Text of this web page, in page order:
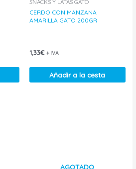
SNACKS Y LATAS GATO
CERDO CON MANZANA
AMARILLA GATO 200GR
1,33€ + IVA
Añadir a la cesta
AGOTADO